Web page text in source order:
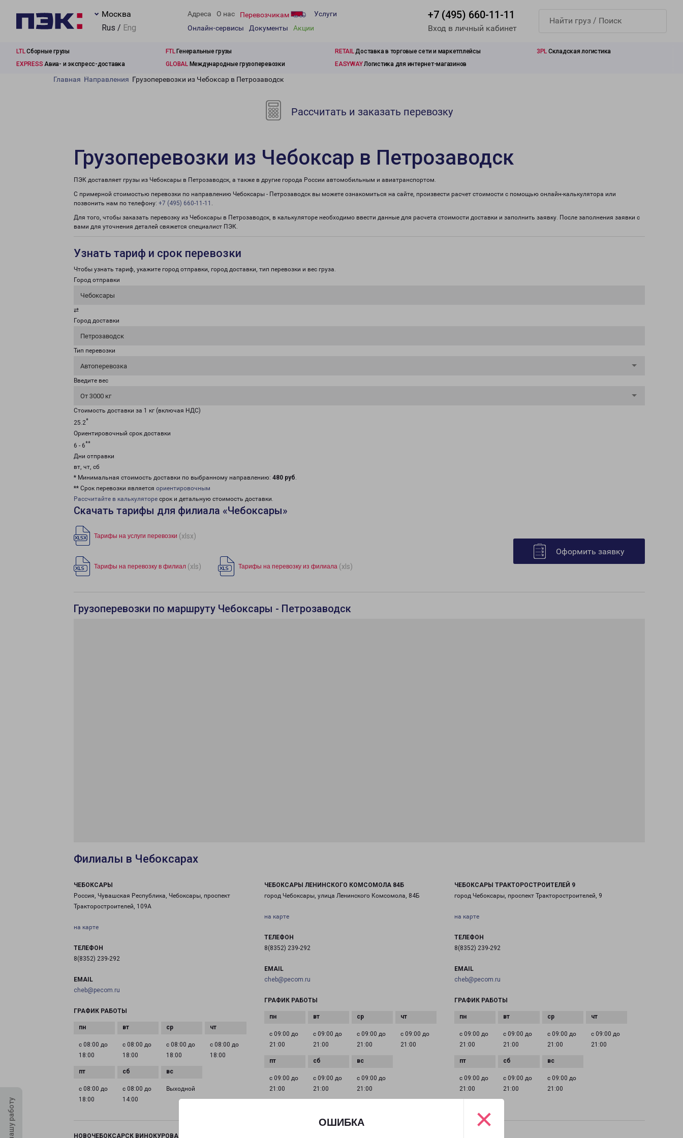
ОШИБКА ×
Москва
Rus / Eng
Адреса О нас Перевозчикам
Услуги
Онлайн-сервисы
Документы Акции
+7 (495) 660-11-11
Вход в личный кабинет
LTLСборные грузы FTLГенеральные грузы RETAILДоставка в торговые сети и маркетплейсы 3PL Складская логистика
EXPRESS Авиа- и экспресс-доставка GLOBALМеждународные грузоперевозки EASYWAYЛогистика для интернет-магазинов
Главная Направления Грузоперевозки из Чебоксар в Петрозаводск
Рассчитать и заказать перевозку
Грузоперевозки из Чебоксар в Петрозаводск
ПЭК доставляет грузы из Чебоксары в Петрозаводск, а также в другие города России автомобильным и авиатранспортом.
С примерной стоимостью перевозки по направлению Чебоксары - Петрозаводск вы можете ознакомиться на сайте, произвести расчет стоимости с помощью онлайн-калькулятора или
позвонить нам по телефону: +7 (495) 660-11-11 .
Для того, чтобы заказать перевозку из Чебоксары в Петрозаводск, в калькуляторе необходимо ввести данные для расчета стоимости доставки и заполнить заявку. После заполнения заявки с
вами для уточнения деталей свяжется специалист ПЭК.
Узнать тариф и срок перевозки
Чтобы узнать тариф, укажите город отправки, город доставки, тип перевозки и вес груза.
Город отправки
Чебоксары
⇄
Город доставки
Петрозаводск
Тип перевозки
Автоперевозка
Введите вес
От 3000 кг
Стоимость доставки за 1 кг (включая НДС)
25.2*
Ориентировочный срок доставки
6 - 6**
Дни отправки
вт, чт, сб
* Минимальная стоимость доставки по выбранному направлению: 480 руб.
** Срок перевозки является ориентировочным
Рассчитайте в калькуляторе срок и детальную стоимость доставки.
Скачать тарифы для филиала «Чебоксары»
Тарифы на услуги перевозки (xlsx)
Тарифы на перевозку в филиал (xls) Тарифы на перевозку из филиала (xls)
Оформить заявку
Грузоперевозки по маршруту Чебоксары - Петрозаводск
Филиалы в Чебоксарах
ЧЕБОКСАРЫ
Россия, Чувашская Республика, Чебоксары, проспект
Тракторостроителей, 109А
на карте
ТЕЛЕФОН
8(8352) 239-292
EMAIL
cheb@pecom.ru
ГРАФИК РАБОТЫ
с 08:00 до
18:00
с 08:00 до
18:00
с 08:00 до
18:00
с 08:00 до
18:00
с 08:00 до
18:00
с 08:00 до
14:00
Выходной
ЧЕБОКСАРЫ ЛЕНИНСКОГО КОМСОМОЛА 84Б
город Чебоксары, улица Ленинского Комсомола, 84Б
на карте
ТЕЛЕФОН
8(8352) 239-292
EMAIL
cheb@pecom.ru
ГРАФИК РАБОТЫ
с 09:00 до
21:00
с 09:00 до
21:00
с 09:00 до
21:00
с 09:00 до
21:00
с 09:00 до
21:00
с 09:00 до
21:00
с 09:00 до
21:00
ЧЕБОКСАРЫ ТРАКТОРОСТРОИТЕЛЕЙ 9
город Чебоксары, проспект Тракторостроителей, 9
на карте
ТЕЛЕФОН
8(8352) 239-292
EMAIL
cheb@pecom.ru
ГРАФИК РАБОТЫ
с 09:00 до
21:00
с 09:00 до
21:00
с 09:00 до
21:00
с 09:00 до
21:00
с 09:00 до
21:00
с 09:00 до
21:00
с 09:00 до
21:00
НОВОЧЕБОКСАРСК ВИНОКУРОВА 99